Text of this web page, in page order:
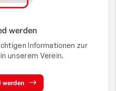
werden
Informationen zur
unserem Verein.
werden